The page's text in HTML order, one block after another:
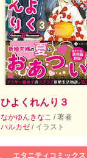
ひよくれんり３
なかゆんきなこ / 著者
ハルカゼ / イラスト
エタニティコミックス